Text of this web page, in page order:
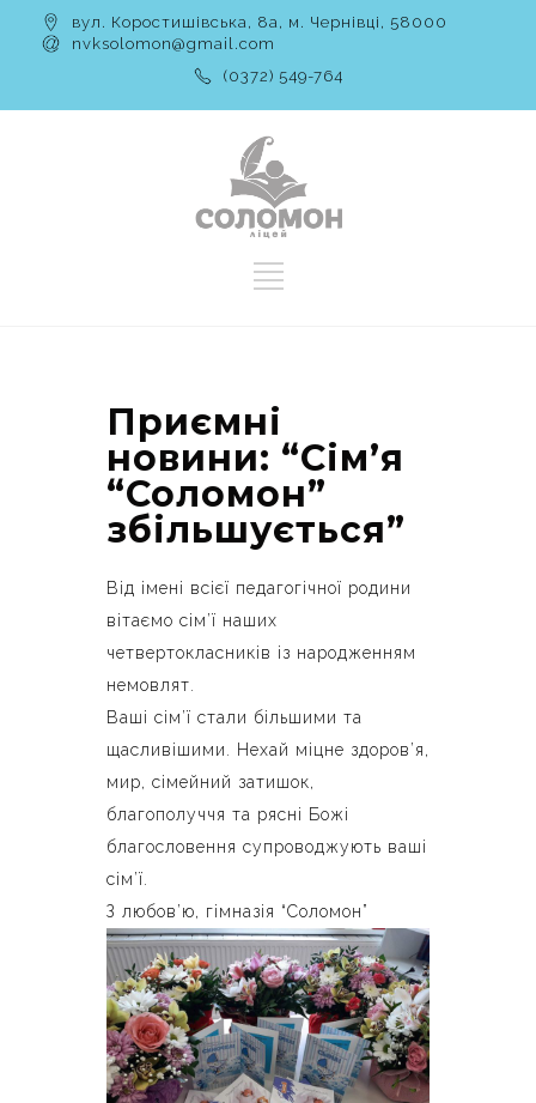
вул. Коростишівська, 8а, м. Чернівці, 58000
nvksolomon@gmail.com
(0372) 549-764
Приємні
новини: “Сім’я
“Соломон”
збільшується”
Від імені всієї педагогічної родини
вітаємо сім’ї наших
четвертокласників із народженням
немовлят.
Ваші сім’ї стали більшими та
щасливішими. Нехай міцне здоров’я,
мир, сімейний затишок,
благополуччя та рясні Божі
благословення супроводжують ваші
сім’ї.
З любов’ю, гімназія “Соломон”